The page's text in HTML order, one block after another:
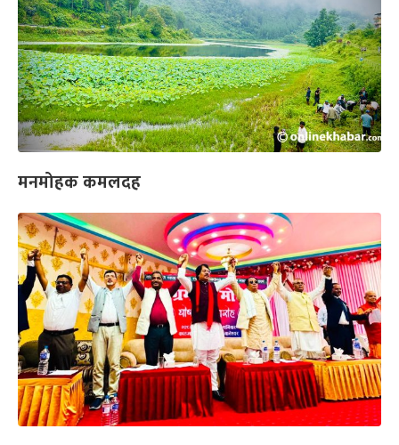
मनमोहक कमलदह